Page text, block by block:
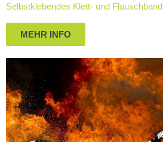
Selbstklebendes Klett- und Flauschband
MEHR INFO